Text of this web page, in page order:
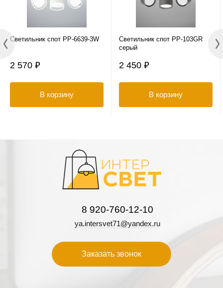
Светильник спот PP-6639-3W
2 570 ₽
В корзину
Светильник спот PP-103GR
серый
2 450 ₽
В корзину
8 920-760-12-10
ya.intersvet71@yandex.ru
Заказать звонок